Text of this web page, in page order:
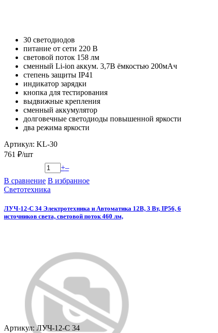
30 светодиодов
питание от сети 220 В
световой поток 158 лм
сменный Li-ion аккум. 3,7В ёмкостью 200мАч
степень защиты IP41
индикатор зарядки
кнопка для тестирования
выдвижные крепления
сменный аккумулятор
долговечные светодиоды повышенной яркости
два режима яркости
Артикул: KL-30
761 ₽/шт
+–
В сравнение В избранное
Светотехника
ЛУЧ-12-С 34 Электротехника и Автоматика 12В, 3 Вт, IP56, 6
источников света, световой поток 460 лм,
Артикул: ЛУЧ-12-С 34